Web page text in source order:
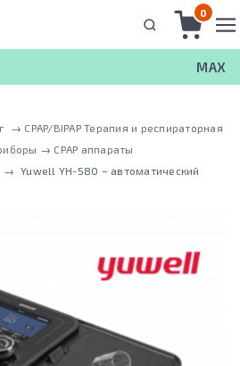
0
MAX
→ CPAP/BIPAP Терапия и респираторная
→ CPAP аппараты
→ Yuwell YH-580 – автоматический